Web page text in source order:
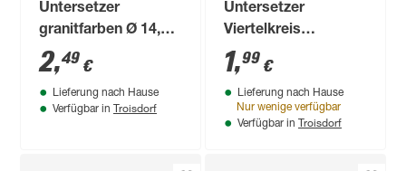
Untersetzer
granitfarben Ø 14,6
cm
2,49 €
Lieferung nach Hause
Verfügbar in Troisdorf
Untersetzer
Viertelkreis
terrakotta 10,5 x
10,5 x 2,5 cm
1,99 €
Lieferung nach Hause
Nur wenige verfügbar
Verfügbar in Troisdorf